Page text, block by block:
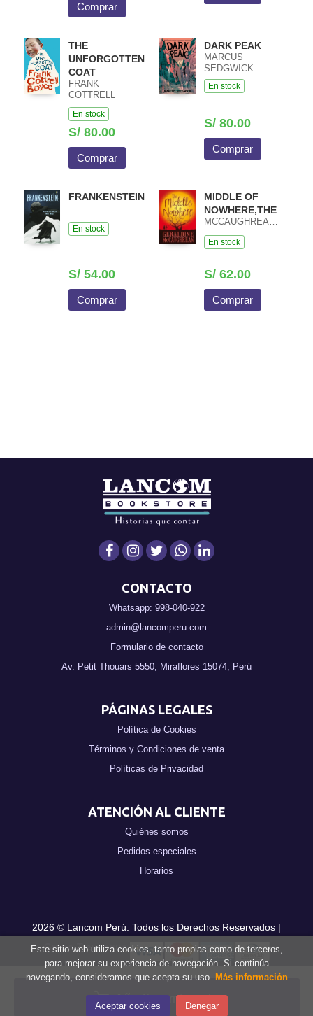
Añadir a mi cesta
Comprar
THE
UNFORGOTTEN
COAT
FRANK
COTTRELL
BOYCE
En stock
S/ 80.00
Comprar
DARK PEAK
MARCUS
SEDGWICK
En stock
S/ 80.00
Comprar
FRANKENSTEIN
En stock
S/ 54.00
Comprar
MIDDLE OF
NOWHERE,THE
MCCAUGHREAN,GERALDINE
En stock
S/ 62.00
Comprar
CONTACTO
Whatsapp: 998-040-922
admin@lancomperu.com
Formulario de contacto
Av. Petit Thouars 5550, Miraflores 15074, Perú
PÁGINAS LEGALES
Política de Cookies
Términos y Condiciones de venta
Políticas de Privacidad
ATENCIÓN AL CLIENTE
Quiénes somos
Pedidos especiales
Horarios
2026 © Lancom Perú . Todos los Derechos Reservados |
Grupo Trevenque
Este sitio web utiliza cookies, tanto propias como de terceros,
para mejorar su experiencia de navegación. Si continúa
navegando, consideramos que acepta su uso. Más información
Aceptar cookies Denegar